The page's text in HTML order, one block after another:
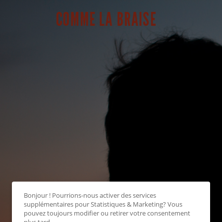
Bonjour ! Pourrions-nous activer des services
supplémentaires pourStatistiques & Marketing? Vous
pouvez toujours modifier ou retirer votre consentement